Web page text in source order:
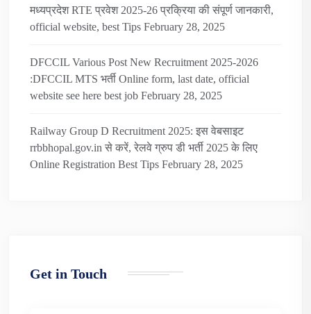
मध्यप्रदेश RTE प्रवेश 2025-26 प्रक्रिया की संपूर्ण जानकारी,
official website, best Tips February 28, 2025
DFCCIL Various Post New Recruitment 2025-2026
:DFCCIL MTS भर्ती Online form, last date, official
website see here best job February 28, 2025
Railway Group D Recruitment 2025: इस वेबसाइट
rrbbhopal.gov.in से करें, रेलवे ग्रुप डी भर्ती 2025 के लिए
Online Registration Best Tips February 28, 2025
Get in Touch